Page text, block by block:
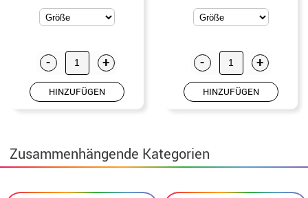
- +
HINZUFÜGEN
- +
HINZUFÜGEN
Zusammenhängende Kategorien